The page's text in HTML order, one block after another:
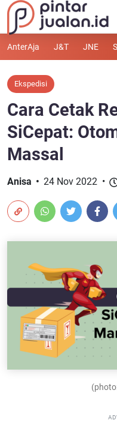
AnterAja J&T JNE
Ekspedisi
Cara Cetak
SiCepat:
Massal
Anisa 24 Nov 2022